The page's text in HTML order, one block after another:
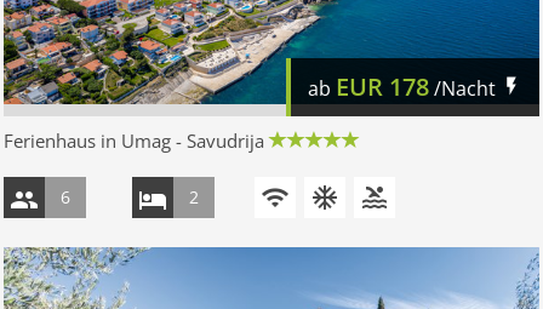
ab EUR 178/Nacht
Ferienhaus in Umag - Savudrija
6 2